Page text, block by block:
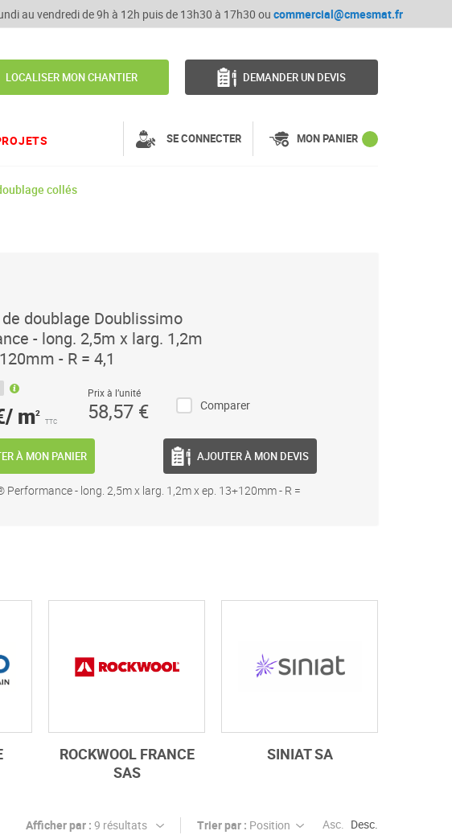
au vendredi de 9h à 12h puis de 13h30 à 17h30 ou commercial@cmesmat.fr
LOCALISER MON CHANTIER DEMANDER UN DEVIS
SE CONNECTER MON PANIER
collés
doublage Doublissimo
- long. 2,5m x larg. 1,2m
- R = 4,1
m2
TTC
Prix à l’unité
58,57 € Comparer
À MON PANIER AJOUTER À MON DEVIS
Performance - long. 2,5m x larg. 1,2m x ep. 13+120mm - R =
ROCKWOOL FRANCE
SAS
SINIAT SA
Afficher par : Trier par : Asc. Desc.